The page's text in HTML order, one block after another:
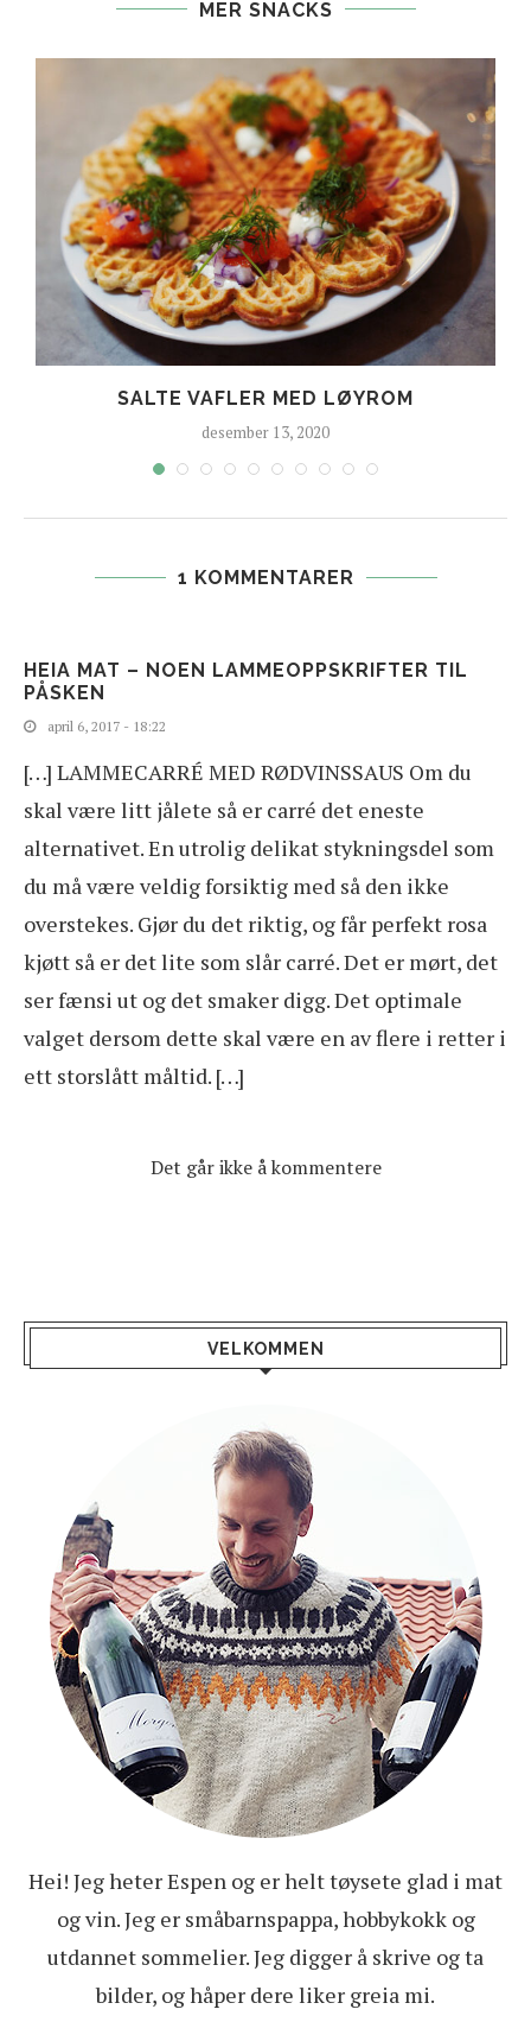
MER SNACKS
SALTE VAFLER MED LØYROM
desember 13, 2020
1 KOMMENTARER
HEIA MAT – NOEN LAMMEOPPSKRIFTER TIL
PÅSKEN
april 6, 2017 - 18:22
[…] LAMMECARRÉ MED RØDVINSSAUS Om du
skal være litt jålete så er carré det eneste
alternativet. En utrolig delikat stykningsdel som
du må være veldig forsiktig med så den ikke
overstekes. Gjør du det riktig, og får perfekt rosa
kjøtt så er det lite som slår carré. Det er mørt, det
ser fænsi ut og det smaker digg. Det optimale
valget dersom dette skal være en av flere i retter i
ett storslått måltid. […]
Det går ikke å kommentere
VELKOMMEN
Hei! Jeg heter Espen og er helt tøysete glad i mat
og vin. Jeg er småbarnspappa, hobbykokk og
utdannet sommelier. Jeg digger å skrive og ta
bilder, og håper dere liker greia mi.